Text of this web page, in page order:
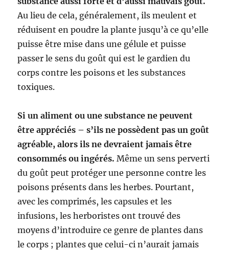
Au lieu de cela, généralement, ils meulent et
réduisent en poudre la plante jusqu’à ce qu’elle
puisse être mise dans une gélule et puisse
passer le sens du goût qui est le gardien du
corps contre les poisons et les substances
toxiques.
Si un aliment ou une substance ne peuvent
être appréciés – s’ils ne possèdent pas un goût
agréable, alors ils ne devraient jamais être
consommés ou ingérés. Même un sens perverti
du goût peut protéger une personne contre les
poisons présents dans les herbes. Pourtant,
avec les comprimés, les capsules et les
infusions, les herboristes ont trouvé des
moyens d’introduire ce genre de plantes dans
le corps ; plantes que celui-ci n’aurait jamais